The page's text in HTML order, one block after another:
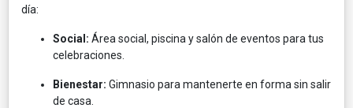
día:
Social: Área social, piscina y salón de eventos para tus
celebraciones.
Bienestar: Gimnasio para mantenerte en forma sin salir
de casa.